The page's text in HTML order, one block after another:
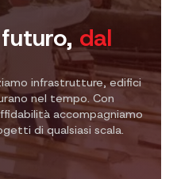
dal
infrastrutture, edifici
nel tempo. Con
accompagniamo
di qualsiasi scala.